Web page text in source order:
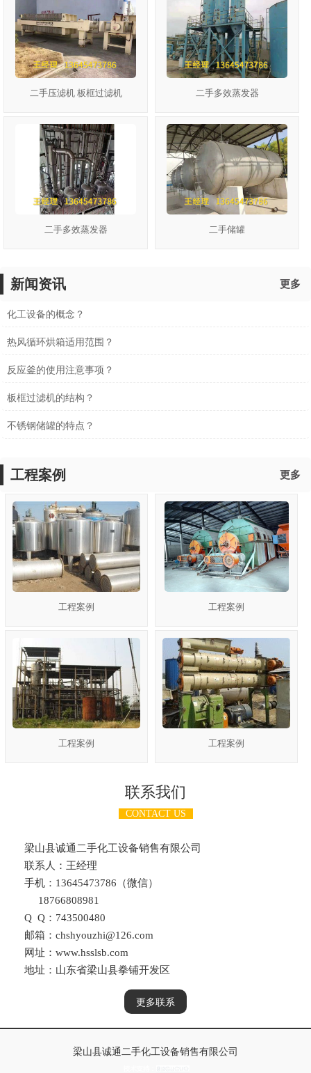
二手压滤机 板框过滤机 二手多效蒸发器
二手多效蒸发器 二手储罐
新闻资讯 更多
化工设备的概念？
热风循环烘箱适用范围？
反应釜的使用注意事项？
板框过滤机的结构？
不锈钢储罐的特点？
工程案例 更多
工程案例 工程案例
工程案例 工程案例
联系我们
CONTACT US
梁山县诚通二手化工设备销售有限公司
联系人：王经理
手机：13645473786（微信）
18766808981
Q Q：743500480
邮箱：chshyouzhi@126.com
网址：www.hsslsb.com
地址：山东省梁山县拳铺开发区
更多联系
梁山县诚通二手化工设备销售有限公司